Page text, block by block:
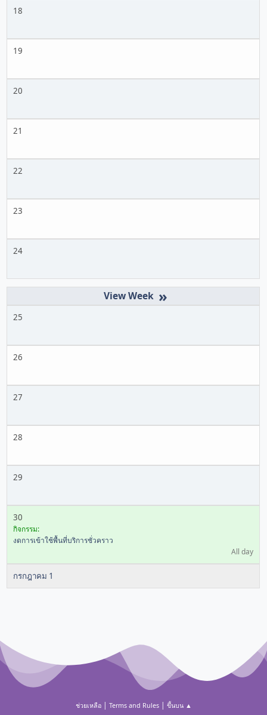
18
19
20
21
22
23
24
»
25
26
27
28
29
30
กิจกรรม:
งดการเข้าใช้พื้นที่บริการชั่วคราว
All day
กรกฎาคม 1
ช่วยเหลือ| Terms and Rules| ขึ้นบน ▲